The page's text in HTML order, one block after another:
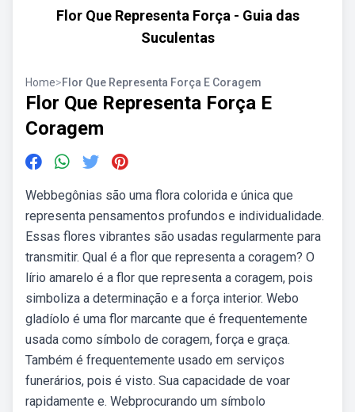
Flor Que Representa Força - Guia das
Suculentas
Home>Flor Que Representa Força E Coragem
Flor Que Representa Força E
Coragem
Webbegônias são uma flora colorida e única que
representa pensamentos profundos e individualidade.
Essas flores vibrantes são usadas regularmente para
transmitir. Qual é a flor que representa a coragem? O
lírio amarelo é a flor que representa a coragem, pois
simboliza a determinação e a força interior. Webo
gladíolo é uma flor marcante que é frequentemente
usada como símbolo de coragem, força e graça.
Também é frequentemente usado em serviços
funerários, pois é visto. Sua capacidade de voar
rapidamente e. Webprocurando um símbolo